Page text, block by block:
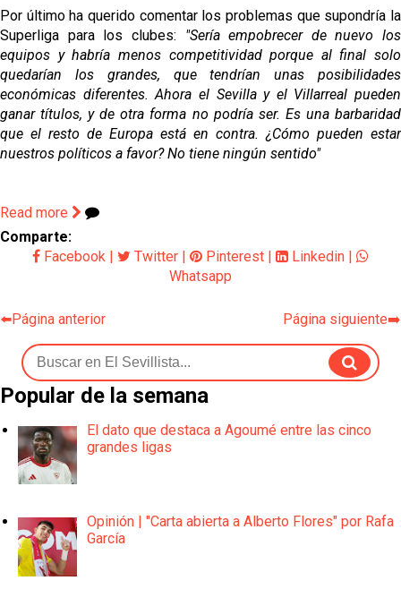
Por último ha querido comentar los problemas que supondría la
Superliga para los clubes: "Sería empobrecer de nuevo los
equipos y habría menos competitividad porque al final solo
quedarían los grandes, que tendrían unas posibilidades
económicas diferentes. Ahora el Sevilla y el Villarreal pueden
ganar títulos, y de otra forma no podría ser. Es una barbaridad
que el resto de Europa está en contra. ¿Cómo pueden estar
nuestros políticos a favor? No tiene ningún sentido"
Read more
Comparte:
Facebook
Twitter Pinterest Linkedin
Whatsapp
⬅️Página anterior Página siguiente➡️
Popular de la semana
El dato que destaca a Agoumé entre las cinco
grandes ligas
Opinión | "Carta abierta a Alberto Flores" por Rafa
García